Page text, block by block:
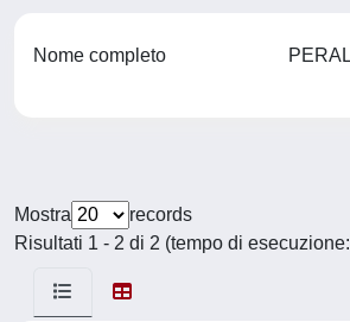
Nome completo
Mostra
records
Risultati 1 - 2 di 2 (tempo di